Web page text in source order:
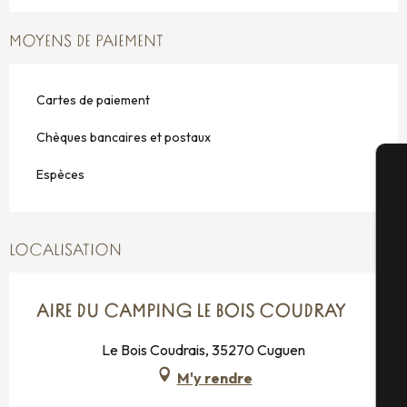
MOYENS DE PAIEMENT
Cartes de paiement
Chèques bancaires et postaux
Espèces
LOCALISATION
AIRE DU CAMPING LE BOIS COUDRAY
Le Bois Coudrais, 35270 Cuguen
M'y rendre